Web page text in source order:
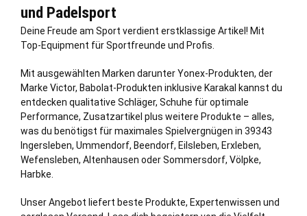
und Padelsport
Deine Freude am Sport verdient erstklassige Artikel! Mit
Top-Equipment für Sportfreunde und Profis.
Mit ausgewählten Marken darunter Yonex-Produkten, der
Marke Victor, Babolat-Produkten inklusive Karakal kannst du
entdecken qualitative Schläger, Schuhe für optimale
Performance, Zusatzartikel plus weitere Produkte – alles,
was du benötigst für maximales Spielvergnügen in 39343
Ingersleben, Ummendorf, Beendorf, Eilsleben, Erxleben,
Wefensleben, Altenhausen oder Sommersdorf, Völpke,
Harbke
Unser Angebot liefert beste Produkte, Expertenwissen und